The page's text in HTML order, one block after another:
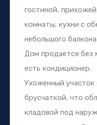
гостиной,
комнаты, кухни с
небольшого балкона.
Дом продается без
есть кондиционер.
Ухоженный
брусчаткой, что
кладовой под